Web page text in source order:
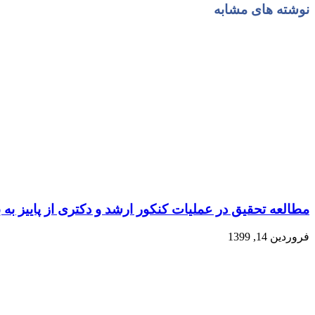
نوشته های مشابه
مطالعه تحقیق در عملیات کنکور ارشد و دکتری از پاییز
فروردین 14, 1399